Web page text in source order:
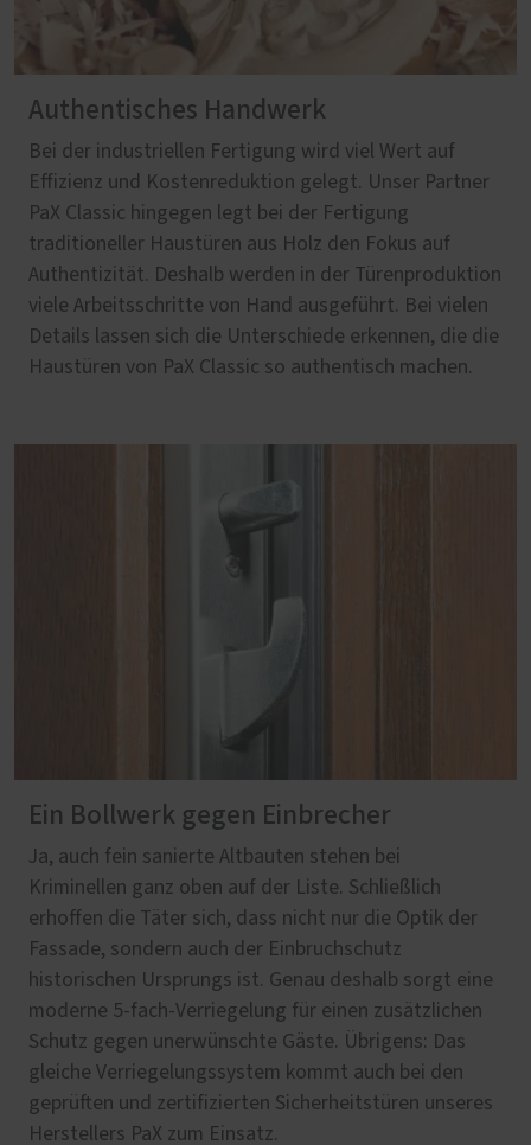
Authentisches Handwerk
Bei der industriellen Fertigung wird viel Wert auf
Effizienz und Kostenreduktion gelegt. Unser Partner
PaX Classic hingegen legt bei der Fertigung
traditioneller Haustüren aus Holz den Fokus auf
Authentizität. Deshalb werden in der Türenproduktion
viele Arbeitsschritte von Hand ausgeführt. Bei vielen
Details lassen sich die Unterschiede erkennen, die die
Haustüren von PaX Classic so authentisch machen.
Ein Bollwerk gegen Einbrecher
Ja, auch fein sanierte Altbauten stehen bei
Kriminellen ganz oben auf der Liste. Schließlich
erhoffen die Täter sich, dass nicht nur die Optik der
Fassade, sondern auch der Einbruchschutz
historischen Ursprungs ist. Genau deshalb sorgt eine
moderne 5-fach-Verriegelung für einen zusätzlichen
Schutz gegen unerwünschte Gäste. Übrigens: Das
gleiche Verriegelungssystem kommt auch bei den
geprüften und zertifizierten Sicherheitstüren unseres
Herstellers PaX zum Einsatz.